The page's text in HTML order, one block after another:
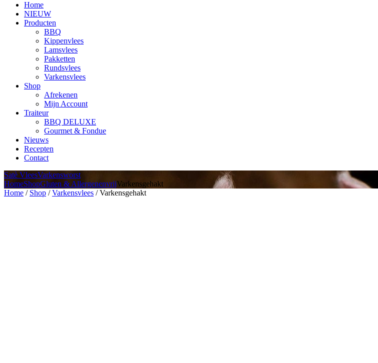
Home
NIEUW
Producten
BBQ
Kippenvlees
Lamsvlees
Pakketten
Rundsvlees
Varkensvlees
Shop
Afrekenen
Mijn Account
Traiteur
BBQ DELUXE
Gourmet & Fondue
Nieuws
Recepten
Contact
Satè VleesVarkensworst
HomeShopGluten & AllergenenvrijVarkensgehakt
Home / Shop /Varkensvlees / Varkensgehakt